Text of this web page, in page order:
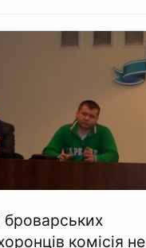
броварських
комісія не